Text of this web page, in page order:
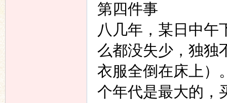
第四件事
八几年，某日中午
么都没失少，独独
衣服全倒在床上）
个年代是最大的，